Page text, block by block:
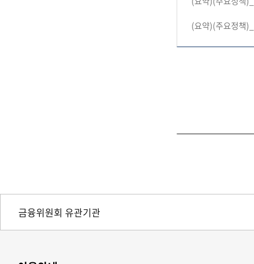
(요약)(주요정책